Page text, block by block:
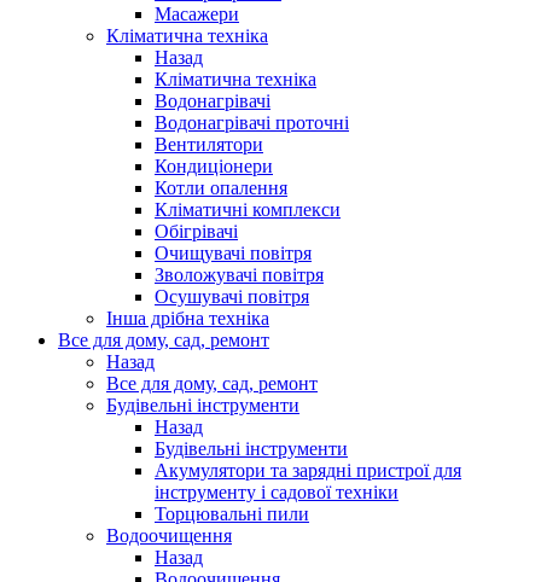
Масажери
Кліматична техніка
Назад
Кліматична техніка
Водонагрівачі
Водонагрівачі проточні
Вентилятори
Кондиціонери
Котли опалення
Кліматичні комплекси
Обігрівачі
Очищувачі повітря
Зволожувачі повітря
Осушувачі повітря
Інша дрібна техніка
Все для дому, сад, ремонт
Назад
Все для дому, сад, ремонт
Будівельні інструменти
Назад
Будівельні інструменти
Акумулятори та зарядні пристрої для
інструменту і садової техніки
Торцювальні пили
Водоочищення
Назад